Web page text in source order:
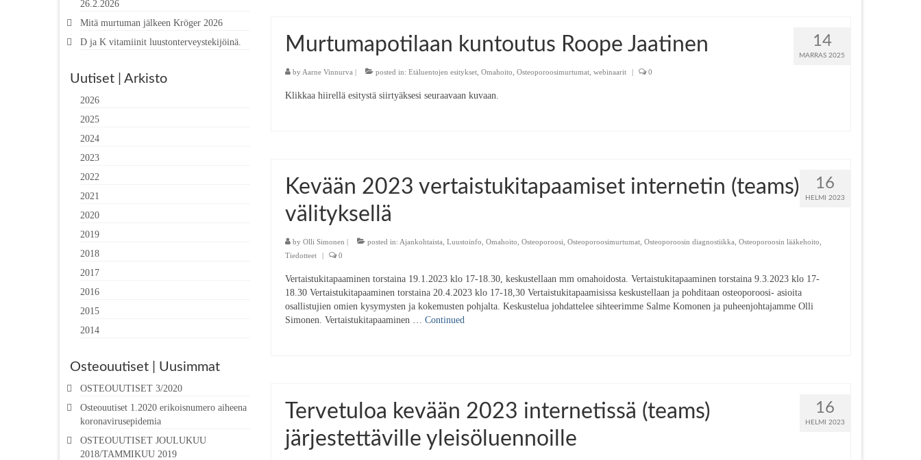
14
MARRAS 2025
Murtumapotilaan kuntoutus Roope Jaatinen
by Aarne Vinnurva | posted in: Etäluentojen esitykset, Omahoito Osteoporoosimurtumat, webinaarit | 0
Klikkaa hiirellä esitystä siirtyäksesi seuraavaan kuvaan.
16
HELMI 2023
Kevään 2023 vertaistukitapaamiset internetin (teams)
välityksellä
by Olli Simonen | posted in: Ajankohtaista Luustoinfo Omahoito Osteoporoosi Osteoporoosimurtumat, Osteoporoosin diagnostiikka Osteoporoosin lääkehoito
Tiedotteet
| 0
Vertaistukitapaaminen torstaina 19.1.2023 klo 17-18.30, keskustellaan mm omahoidosta. Vertaistukitapaaminen torstaina 9.3.2023 klo 17-
18.30 Vertaistukitapaaminen torstaina 20.4.2023 klo 17-18,30 Vertaistukitapaamisissa keskustellaan ja pohditaan osteoporoosi- asioita
osallistujien omien kysymysten ja kokemusten pohjalta. Keskustelua johdattelee sihteerimme Salme Komonen ja puheenjohtajamme Olli
Simonen. Vertaistukitapaaminen … Continued
16
HELMI 2023
Tervetuloa kevään 2023 internetissä (teams)
järjestettäville yleisöluennoille
26.2.2026
Mitä murtuman jälkeen Kröger 2026
D ja K vitamiinit luustonterveystekijöinä.
Uutiset | Arkisto
2026
2025
2024
2023
2022
2021
2020
2019
2018
2017
2016
2015
2014
Osteouutiset | Uusimmat
OSTEOUUTISET 3/2020
Osteouutiset 1.2020 erikoisnumero aiheena
koronavirusepidemia
OSTEOUUTISET JOULUKUU
2018/TAMMIKUU 2019